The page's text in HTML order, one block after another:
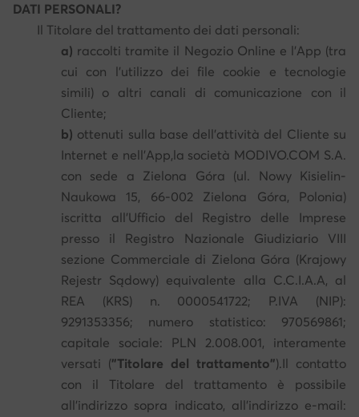
DATI PERSONALI?
Il Titolare del trattamento dei dati personali:
a) raccolti tramite il Negozio Online e l’App (tra
cui con l’utilizzo dei file cookie e tecnologie
simili) o altri canali di comunicazione con il
Cliente;
b) ottenuti sulla base dell’attività del Cliente su
Internet e nell’App,la società MODIVO.COM S.A.
con sede a Zielona Góra (ul. Nowy Kisielin-
Naukowa 15, 66-002 Zielona Góra, Polonia)
iscritta all’Ufficio del Registro delle Imprese
presso il Registro Nazionale Giudiziario VIII
sezione Commerciale di Zielona Góra (Krajowy
Rejestr Sądowy) equivalente alla C.C.I.A.A, al
REA (KRS) n. 0000541722; P.IVA (NIP):
9291353356; numero statistico: 970569861;
capitale sociale: PLN 2.008.001, interamente
versati ("Titolare del trattamento").Il contatto
con il Titolare del trattamento è possibile
all'indirizzo sopra indicato, all'indirizzo e-mail: